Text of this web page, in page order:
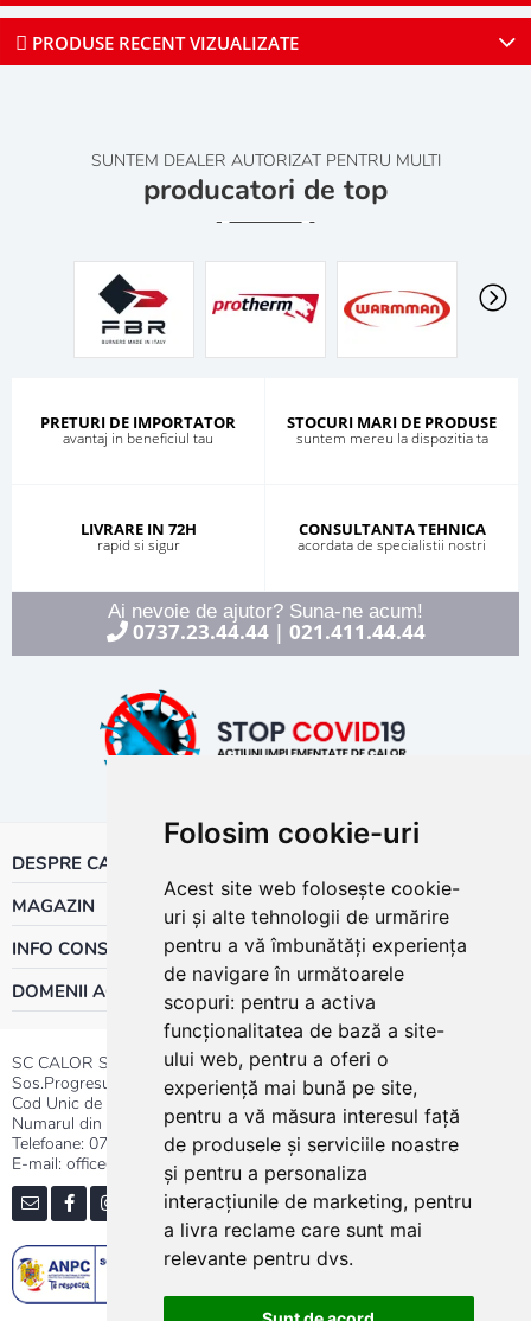
Folosim cookie-uri
Acest site web folosește cookie-
uri și alte tehnologii de urmărire
pentru a vă îmbunătăți experiența
de navigare în următoarele
scopuri: pentru a activa
funcționalitatea de bază a site-
ului web, pentru a oferi o
experiență mai bună pe site,
pentru a vă măsura interesul față
de produsele și serviciile noastre
și pentru a personaliza
interacțiunile de marketing, pentru
a livra reclame care sunt mai
relevante pentru dvs.
PRODUSE RECENT VIZUALIZATE
SUNTEM DEALER AUTORIZAT PENTRU MULTI
producatori de top
PRETURI DE IMPORTATOR
avantaj in beneficiul tau
STOCURI MARI DE PRODUSE
suntem mereu la dispozitia ta
LIVRARE IN 72H
rapid si sigur
CONSULTANTA TEHNICA
acordata de specialistii nostri
Ai nevoie de ajutor? Suna-ne acum!
0737.23.44.44| 021.411.44.44
DESPRE CALOR
MAGAZIN
INFO CONSUMATOR
DOMENII ACTIVITATE
SC CALOR SRL
Sos.Progresului nr.30-40, Sector 5, Bucuresti
Cod Unic de Inregistrare: RO 3004724
Numarul din Registrul Comertului:J40/13176/1991
Telefoane: 0737.23.44.44|021.411.44.44
E-mail: office@calor.ro